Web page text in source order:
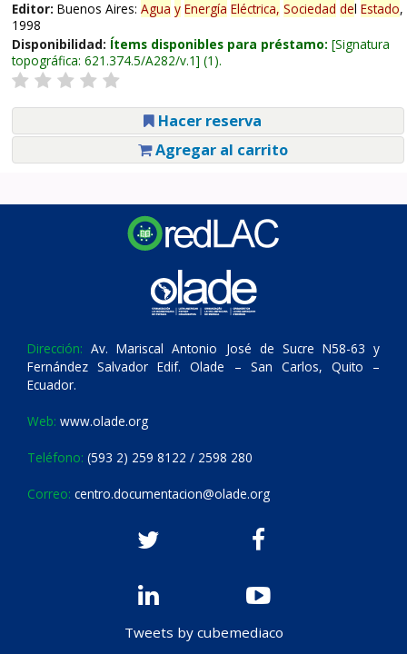
Editor: Buenos Aires: Agua y Energía Eléctrica, Sociedad del Estado,
1998
Disponibilidad: Ítems disponibles para préstamo: Signatura
topográfica: 621.374.5/A282/v.1 (1).
Hacer reserva
Agregar al carrito
Dirección: Av. Mariscal Antonio José de Sucre N58-63 y
Fernández Salvador Edif. Olade – San Carlos, Quito –
Ecuador.
Web: www.olade.org
Teléfono: (593 2) 259 8122 / 2598 280
Correo: centro.documentacion@olade.org
Tweets by cubemediaco